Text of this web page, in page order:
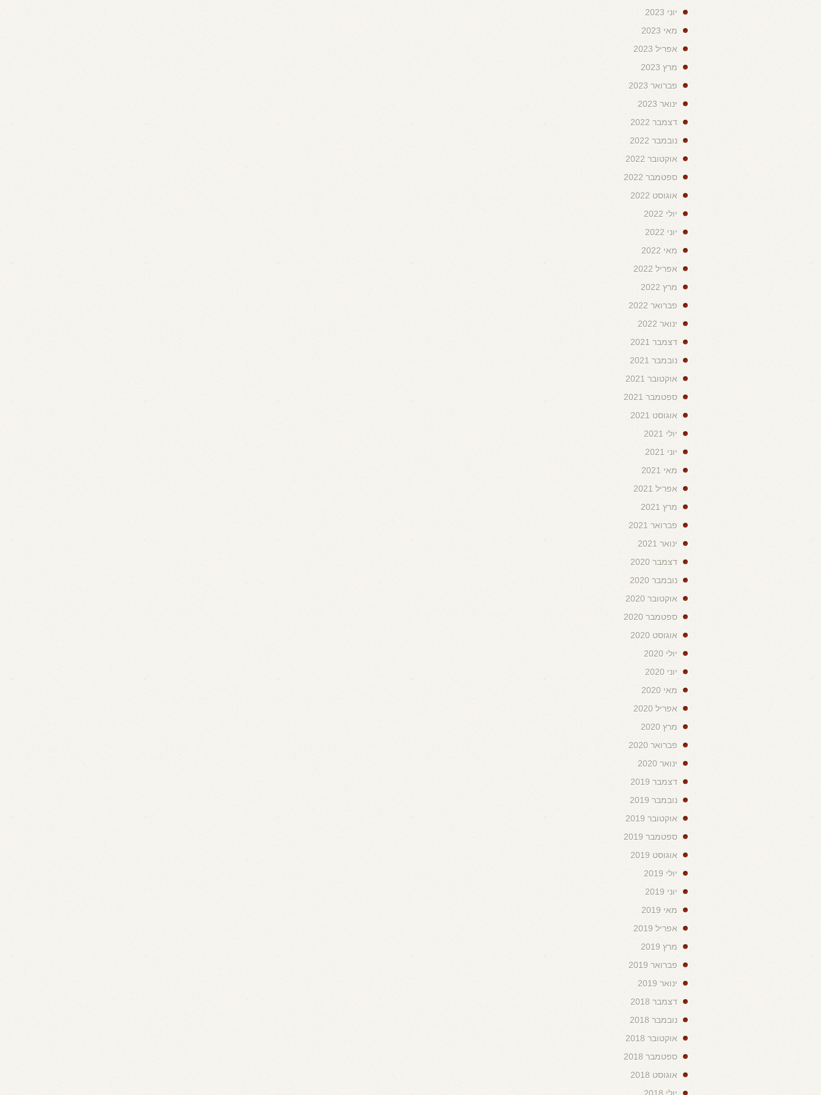
יוני 2023
מאי 2023
אפריל 2023
מרץ 2023
פברואר 2023
ינואר 2023
דצמבר 2022
נובמבר 2022
אוקטובר 2022
ספטמבר 2022
אוגוסט 2022
יולי 2022
יוני 2022
מאי 2022
אפריל 2022
מרץ 2022
פברואר 2022
ינואר 2022
דצמבר 2021
נובמבר 2021
אוקטובר 2021
ספטמבר 2021
אוגוסט 2021
יולי 2021
יוני 2021
מאי 2021
אפריל 2021
מרץ 2021
פברואר 2021
ינואר 2021
דצמבר 2020
נובמבר 2020
אוקטובר 2020
ספטמבר 2020
אוגוסט 2020
יולי 2020
יוני 2020
מאי 2020
אפריל 2020
מרץ 2020
פברואר 2020
ינואר 2020
דצמבר 2019
נובמבר 2019
אוקטובר 2019
ספטמבר 2019
אוגוסט 2019
יולי 2019
יוני 2019
מאי 2019
אפריל 2019
מרץ 2019
פברואר 2019
ינואר 2019
דצמבר 2018
נובמבר 2018
אוקטובר 2018
ספטמבר 2018
אוגוסט 2018